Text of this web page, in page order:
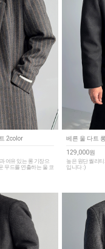
2color
여유 있는 롱 기장으
무드를 연출하는 울 코
베른 울 다트
129,000원
높은 원단 퀄리
입니다 :)